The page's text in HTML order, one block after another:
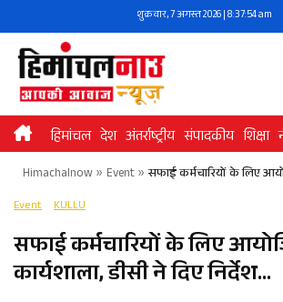
to
content
शुक्रवार, 7 अगस्त 2026 | 8:37:55 am
हिमांचल देश अंतर्राष्ट्रीय संपादकीय शिक्षा
Himachalnow» Event» सफाई कर्मचारियों के लिए
Event KULLU
सफाई कर्मचारियों के लिए
कार्यशाला, डीसी ने दिए निर्देश…